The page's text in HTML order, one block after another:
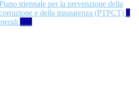
triennale per la prevenzione della
e della trasparenza (PTPCT) 2
125